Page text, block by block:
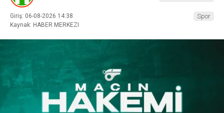
Giriş: 06-08-2026 14:38
Kaynak: HABER MERKEZI
Spor